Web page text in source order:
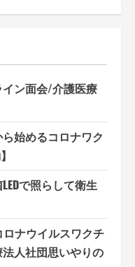
ン面会/介護医療
始めるコロナワク
で照らして衛生
ロナウイルスワクチ
人社団思いやりの